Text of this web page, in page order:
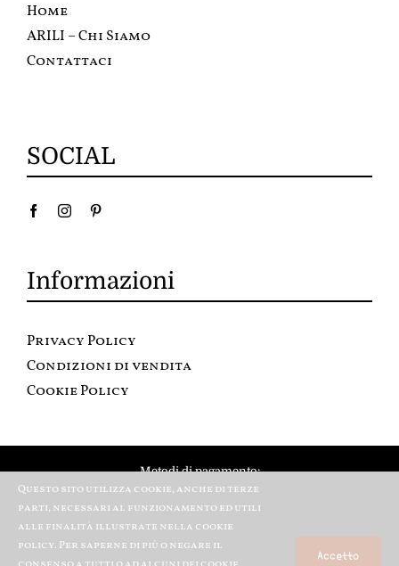
Home
ARILI – Chi Siamo
Contattaci
SOCIAL
Informazioni
Privacy Policy
Condizioni di vendita
Cookie Policy
Metodi di pagamento:
Questo sito utilizza cookie, anche di terze
parti, necessari al funzionamento ed utili
alle finalità illustrate nella cookie
policy. Per saperne di più o negare il
Accetto